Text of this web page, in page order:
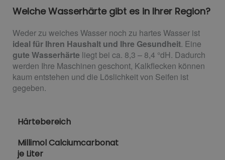
Welche Wasserhärte gibt es in Ihrer Region?
Weder zu weiches Wasser noch zu hartes Wasser ist
ideal für Ihren Haushalt und Ihre Gesundheit. Eine
gute Wasserhärte liegt bei ca. 8,3 – 8,4 °dH. Dadurch
werden Ihre Maschinen geschont, Kalkflecken können
kaum entstehen und die Löslichkeit von Seifen ist
gegeben.
Härtebereich
Millimol Calciumcarbonat
je Liter